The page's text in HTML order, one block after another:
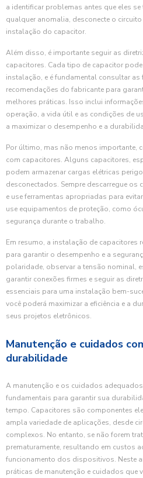
a identificar problemas antes que eles se
qualquer anomalia, desconecte o circuito
instalação do capacitor.
Além disso, é importante seguir as
capacitores. Cada tipo de capacitor
instalação, e é fundamental consultar
recomendações do fabricante para
melhores práticas. Isso inclui
operação, a vida útil e as condições de
a maximizar o desempenho e a
Por último, mas não menos importante,
com capacitores. Alguns capacitores,
podem armazenar cargas elétricas
desconectados. Sempre descarregue
e use ferramentas apropriadas para
use equipamentos de proteção, como
segurança durante o trabalho.
Em resumo, a instalação de capacitores
para garantir o desempenho e a
polaridade, observar a tensão nominal,
garantir conexões firmes e seguir as
essenciais para uma instalação bem-
você poderá maximizar a eficiência e a
seus projetos eletrônicos.
Manutenção e cuidados
durabilidade
A manutenção e os cuidados
fundamentais para garantir sua
tempo. Capacitores são componentes
ampla variedade de aplicações, desde
complexos. No entanto, se não forem
prematuramente, resultando em custos
funcionamento dos dispositivos. Neste
práticas de manutenção e cuidados que